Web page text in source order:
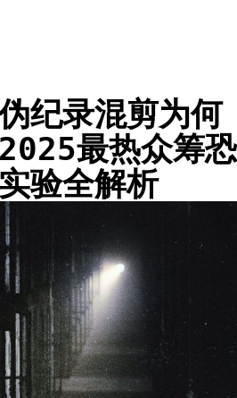
纪录混剪为何
最热众筹恐
验全解析